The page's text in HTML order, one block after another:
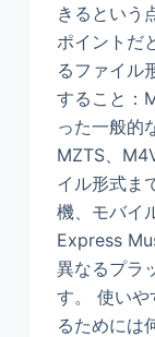
きるという
ポイントだ
るファイル
すること：
った一般的
MZTS、
イル形式ま
機、モバイ
Express
異なるプラ
す。 使いや
るためには